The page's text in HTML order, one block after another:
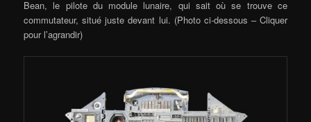
Bean, le pilote du module lunaire, qui sait où se trouve ce
commutateur, situé juste devant lui. (Photo ci-dessous – Cliquer
pour l’agrandir)